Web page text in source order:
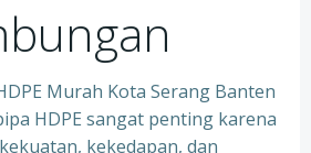
Murah Kota Serang Banten
HDPE sangat penting karena
kekedapan, dan